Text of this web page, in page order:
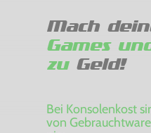
Mach
Games
zuGeld!
Bei Konsolenkost
von